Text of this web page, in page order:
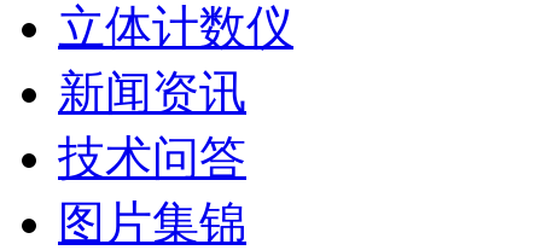
立体计数仪
新闻资讯
技术问答
图片集锦